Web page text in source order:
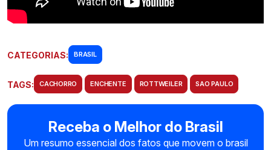
CATEGORIAS: BRASIL
TAGS: CACHORRO ENCHENTE ROTTWEILER SAO PAULO
Receba o Melhor do Brasil
Um resumo essencial dos fatos que movem o brasil